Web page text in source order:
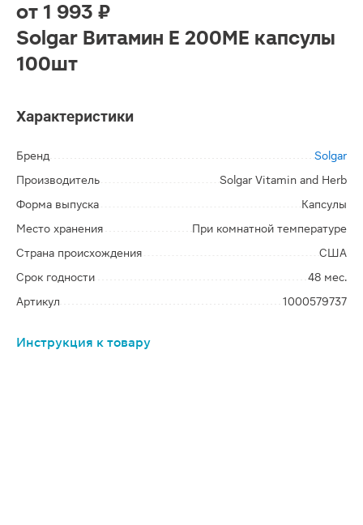
от 1 993 ₽
Solgar Витамин Е 200ME капсулы
100шт
Характеристики
Бренд
Solgar
Производитель
Solgar Vitamin and Herb
Форма выпуска
Капсулы
Место хранения
При комнатной температуре
Страна происхождения
США
Срок годности
48 мес.
Артикул
1000579737
Инструкция к товару